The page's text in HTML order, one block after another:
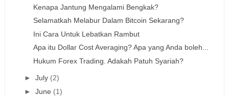
Kenapa Jantung Mengalami Bengkak?
Selamatkah Melabur Dalam Bitcoin Sekarang?
Ini Cara Untuk Lebatkan Rambut
Apa itu Dollar Cost Averaging? Apa yang Anda boleh...
Hukum Forex Trading. Adakah Patuh Syariah?
► July (2)
► June (1)